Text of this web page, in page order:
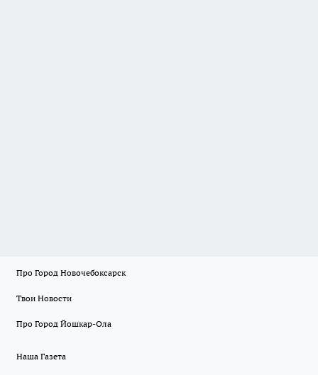
Про Город Новочебоксарск
Твои Новости
Про Город Йошкар-Ола
Наша Газета